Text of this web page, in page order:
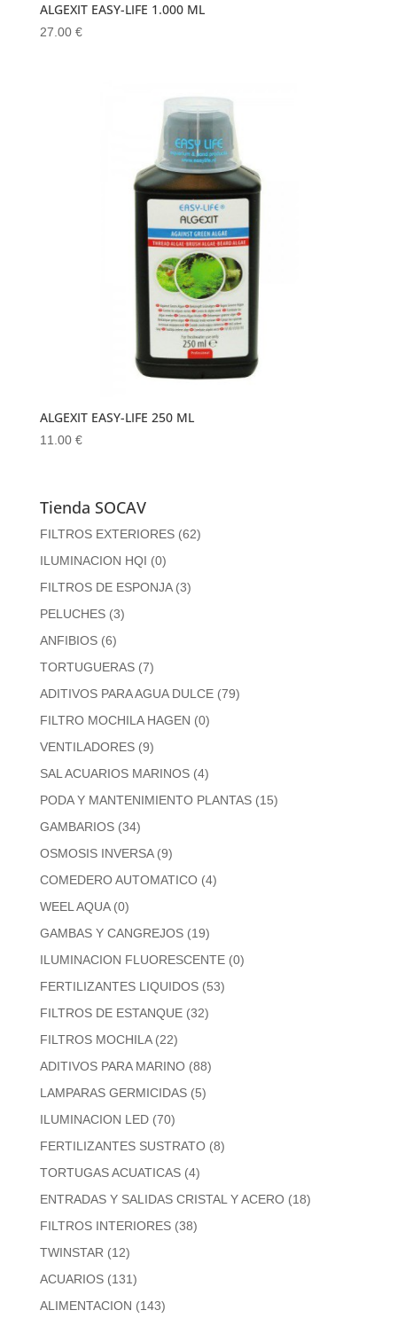
ALGEXIT EASY-LIFE 1.000 ML
27.00 €
ALGEXIT EASY-LIFE 250 ML
11.00 €
Tienda SOCAV
FILTROS EXTERIORES (62)
ILUMINACION HQI (0)
FILTROS DE ESPONJA (3)
PELUCHES (3)
ANFIBIOS (6)
TORTUGUERAS (7)
ADITIVOS PARA AGUA DULCE (79)
FILTRO MOCHILA HAGEN (0)
VENTILADORES (9)
SAL ACUARIOS MARINOS (4)
PODA Y MANTENIMIENTO PLANTAS (15)
GAMBARIOS (34)
OSMOSIS INVERSA (9)
COMEDERO AUTOMATICO (4)
WEEL AQUA (0)
GAMBAS Y CANGREJOS (19)
ILUMINACION FLUORESCENTE (0)
FERTILIZANTES LIQUIDOS (53)
FILTROS DE ESTANQUE (32)
FILTROS MOCHILA (22)
ADITIVOS PARA MARINO (88)
LAMPARAS GERMICIDAS (5)
ILUMINACION LED (70)
FERTILIZANTES SUSTRATO (8)
TORTUGAS ACUATICAS (4)
ENTRADAS Y SALIDAS CRISTAL Y ACERO (18)
FILTROS INTERIORES (38)
TWINSTAR (12)
ACUARIOS (131)
ALIMENTACION (143)